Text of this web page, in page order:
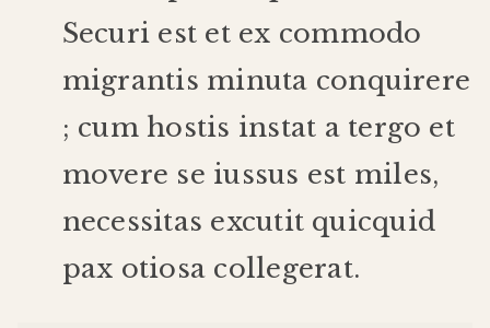
Securi est et ex commodo
migrantis minuta conquirere
; cum hostis instat a tergo et
movere se iussus est miles,
necessitas excutit quicquid
pax otiosa collegerat.